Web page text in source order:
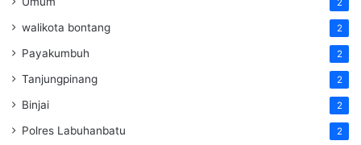
2
walikota bontang 2
Payakumbuh 2
Tanjungpinang 2
Binjai 2
Polres Labuhanbatu 2